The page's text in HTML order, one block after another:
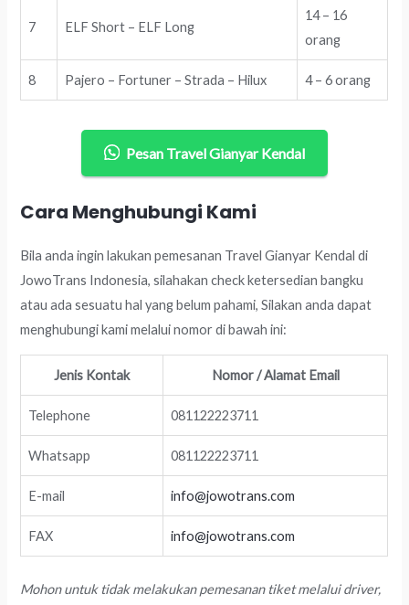
7 ELF Short – ELF Long
14 – 16
orang
8 Pajero – Fortuner – Strada – Hilux 4 – 6 orang
Pesan Travel Gianyar Kendal
Cara Menghubungi Kami
Bila anda ingin lakukan pemesanan Travel Gianyar Kendal di
JowoTrans Indonesia, silahakan check ketersedian bangku
atau ada sesuatu hal yang belum pahami, Silakan anda dapat
menghubungi kami melalui nomor di bawah ini:
Jenis Kontak Nomor / Alamat Email
Telephone 081122223711
Whatsapp 081122223711
E-mail info@jowotrans.com
FAX info@jowotrans.com
Mohon untuk tidak melakukan pemesanan tiket melalui driver,